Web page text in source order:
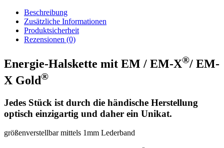
Beschreibung
Zusätzliche Informationen
Produktsicherheit
Rezensionen (0)
Energie-Halskette mit EM / EM-X®/ EM-
X Gold®
Jedes Stück ist durch die händische Herstellung
optisch einzigartig und daher ein Unikat.
größenverstellbar mittels 1mm Lederband